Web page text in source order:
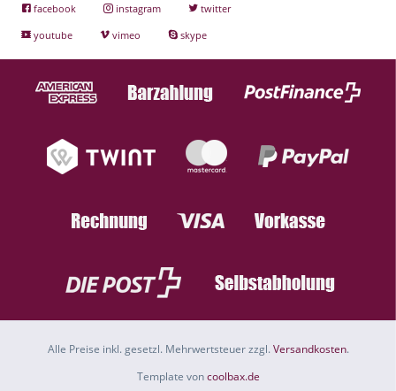
facebook instagram
twitter
youtube
vimeo skype
Alle Preise inkl. gesetzl. Mehrwertsteuer zzgl.Versandkosten.
Template voncoolbax.de